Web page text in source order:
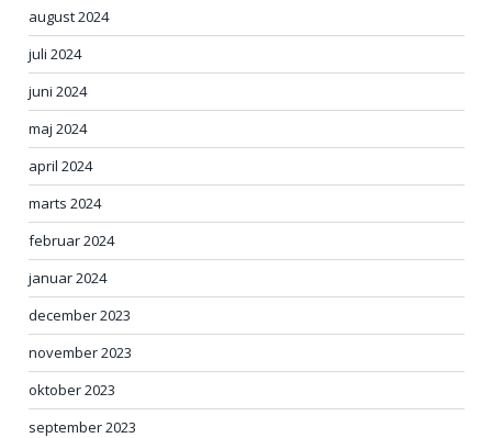
august 2024
juli 2024
juni 2024
maj 2024
april 2024
marts 2024
februar 2024
januar 2024
december 2023
november 2023
oktober 2023
september 2023